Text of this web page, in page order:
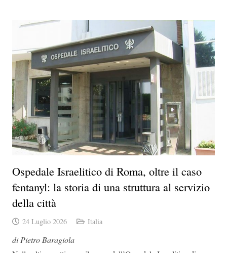
Ospedale Israelitico di Roma, oltre il caso
fentanyl: la storia di una struttura al servizio
della città
24 Luglio 2026 Italia
di Pietro Baragiola